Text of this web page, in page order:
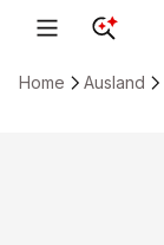
Home Ausland